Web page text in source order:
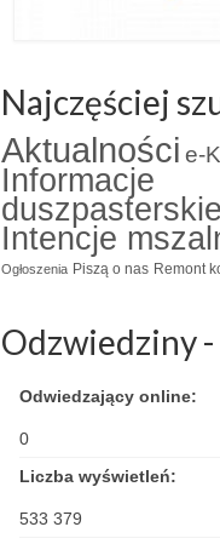
Najczęściej
Aktualności e-
Informacje
duszpasterskie
Intencje
Ogłoszenia Piszą o nas Remont
Odzwiedziny -
Odwiedzający online:
0
Liczba wyświetleń:
533 379